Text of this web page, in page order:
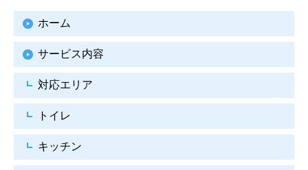
ホーム
サービス内容
対応エリア
トイレ
キッチン